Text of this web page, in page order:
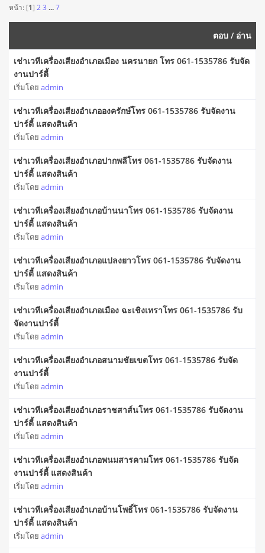
หน้า: [1] 2 3 ...7
ตอบ / อ่าน
เช่าเวทีเครื่องเสียงอำเภอเมือง นครนายก โทร 061-1535786 รับจัด
งานปาร์ตี้
เริ่มโดย admin
เช่าเวทีเครื่องเสียงอำเภอองครักษ์โทร 061-1535786 รับจัดงาน
ปาร์ตี้ แสดงสินค้า
เริ่มโดย admin
เช่าเวทีเครื่องเสียงอำเภอปากพลีโทร 061-1535786 รับจัดงาน
ปาร์ตี้ แสดงสินค้า
เริ่มโดย admin
เช่าเวทีเครื่องเสียงอำเภอบ้านนาโทร 061-1535786 รับจัดงาน
ปาร์ตี้ แสดงสินค้า
เริ่มโดย admin
เช่าเวทีเครื่องเสียงอำเภอแปลงยาวโทร 061-1535786 รับจัดงาน
ปาร์ตี้ แสดงสินค้า
เริ่มโดย admin
เช่าเวทีเครื่องเสียงอำเภอเมือง ฉะเชิงเทราโทร 061-1535786 รับ
จัดงานปาร์ตี้
เริ่มโดย admin
เช่าเวทีเครื่องเสียงอำเภอสนามชัยเขตโทร 061-1535786 รับจัด
งานปาร์ตี้
เริ่มโดย admin
เช่าเวทีเครื่องเสียงอำเภอราชสาส์นโทร 061-1535786 รับจัดงาน
ปาร์ตี้ แสดงสินค้า
เริ่มโดย admin
เช่าเวทีเครื่องเสียงอำเภอพนมสารคามโทร 061-1535786 รับจัด
งานปาร์ตี้ แสดงสินค้า
เริ่มโดย admin
เช่าเวทีเครื่องเสียงอำเภอบ้านโพธิ์โทร 061-1535786 รับจัดงาน
ปาร์ตี้ แสดงสินค้า
เริ่มโดย admin